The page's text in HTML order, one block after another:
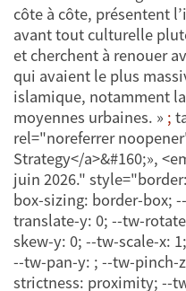
côte à côte, présentent
avant tout culturelle
et cherchent à renouer
qui avaient le plus
islamique, notamment
moyennes urbaines. » ;
rel="noreferrer
Strategy</a>&#160;»,
juin 2026."
box-sizing: border-box;
translate-y: 0; --tw-
skew-y: 0; --tw-scale-x:
--tw-pan-y: ; --tw-pinch-
strictness: proximity; --